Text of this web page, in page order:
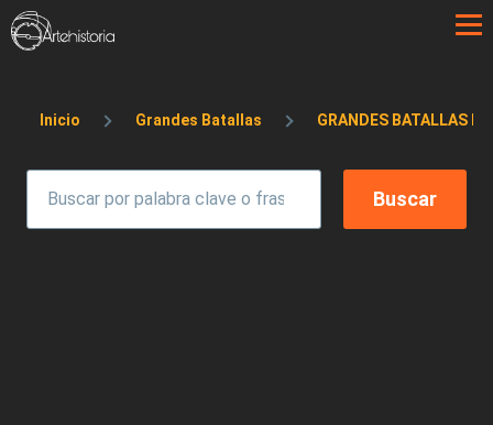
Pasar al contenido principal
Sobrescribir enlaces de ayuda a la
Inicio Grandes Batallas GRANDES BATALLAS